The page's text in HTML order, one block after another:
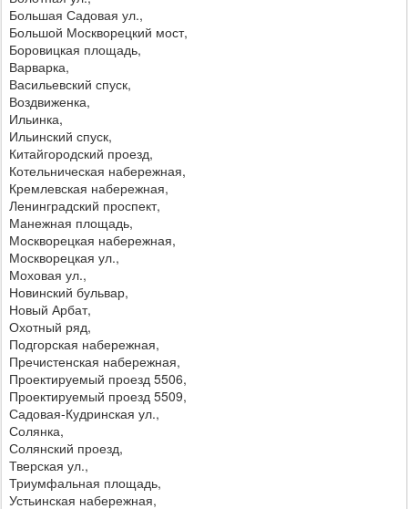
Большая Садовая ул.,
Большой Москворецкий мост,
Боровицкая площадь,
Варварка,
Васильевский спуск,
Воздвиженка,
Ильинка,
Ильинский спуск,
Китайгородский проезд,
Котельническая набережная,
Кремлевская набережная,
Ленинградский проспект,
Манежная площадь,
Москворецкая набережная,
Москворецкая ул.,
Моховая ул.,
Новинский бульвар,
Новый Арбат,
Охотный ряд,
Подгорская набережная,
Пречистенская набережная,
Проектируемый проезд 5506,
Проектируемый проезд 5509,
Садовая-Кудринская ул.,
Солянка,
Солянский проезд,
Тверская ул.,
Триумфальная площадь,
Устьинская набережная,